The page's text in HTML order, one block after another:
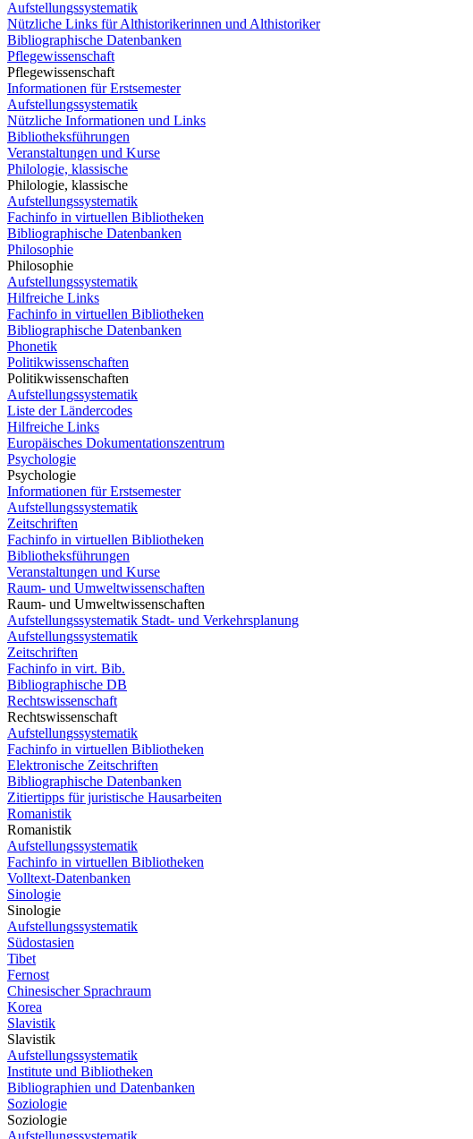
Aufstellungssystematik
Nützliche Links für Althistorikerinnen und Althistoriker
Bibliographische Datenbanken
Pflegewissenschaft
Pflegewissenschaft
Informationen für Erstsemester
Aufstellungssystematik
Nützliche Informationen und Links
Bibliotheksführungen
Veranstaltungen und Kurse
Philologie, klassische
Philologie, klassische
Aufstellungssystematik
Fachinfo in virtuellen Bibliotheken
Bibliographische Datenbanken
Philosophie
Philosophie
Aufstellungssystematik
Hilfreiche Links
Fachinfo in virtuellen Bibliotheken
Bibliographische Datenbanken
Phonetik
Politikwissenschaften
Politikwissenschaften
Aufstellungssystematik
Liste der Ländercodes
Hilfreiche Links
Europäisches Dokumentationszentrum
Psychologie
Psychologie
Informationen für Erstsemester
Aufstellungssystematik
Zeitschriften
Fachinfo in virtuellen Bibliotheken
Bibliotheksführungen
Veranstaltungen und Kurse
Raum- und Umweltwissenschaften
Raum- und Umweltwissenschaften
Aufstellungssystematik Stadt- und Verkehrsplanung
Aufstellungssystematik
Zeitschriften
Fachinfo in virt. Bib.
Bibliographische DB
Rechtswissenschaft
Rechtswissenschaft
Aufstellungssystematik
Fachinfo in virtuellen Bibliotheken
Elektronische Zeitschriften
Bibliographische Datenbanken
Zitiertipps für juristische Hausarbeiten
Romanistik
Romanistik
Aufstellungssystematik
Fachinfo in virtuellen Bibliotheken
Volltext-Datenbanken
Sinologie
Sinologie
Aufstellungssystematik
Südostasien
Tibet
Fernost
Chinesischer Sprachraum
Korea
Slavistik
Slavistik
Aufstellungssystematik
Institute und Bibliotheken
Bibliographien und Datenbanken
Soziologie
Soziologie
Aufstellungssystematik